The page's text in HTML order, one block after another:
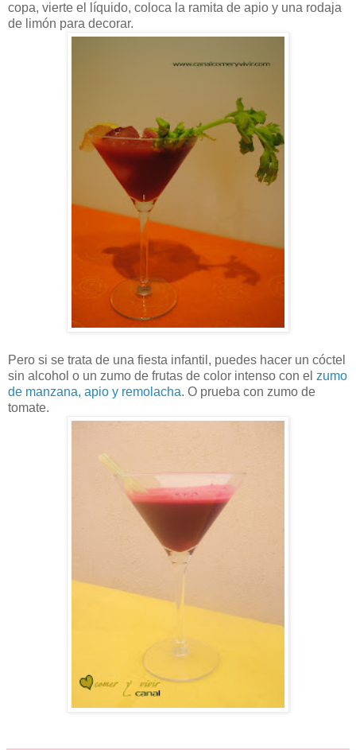
copa, vierte el líquido, coloca la ramita de apio y una rodaja
de limón para decorar.
Pero si se trata de una fiesta infantil, puedes hacer un cóctel
sin alcohol o un zumo de frutas de color intenso con el zumo
de manzana, apio y remolacha. O prueba con zumo de
tomate.